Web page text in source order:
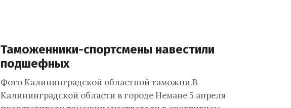
Таможенники-спортсмены навестили
подшефных
Фото Калининградской областной таможни.В
Калининградской области в городе Немане 5 апреля